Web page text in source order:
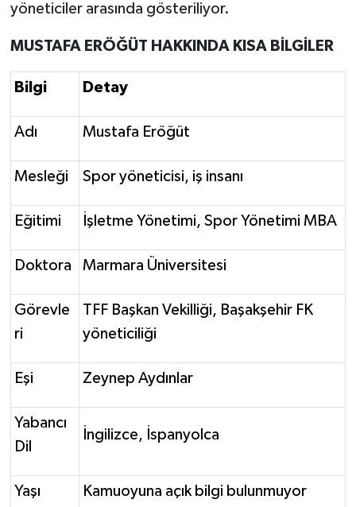
yöneticiler arasında gösteriliyor.
MUSTAFA ERÖĞÜT HAKKINDA KISA BİLGİLER
Bilgi Detay
Adı Mustafa Eröğüt
Mesleği Spor yöneticisi, iş insanı
Eğitimi İşletme Yönetimi, Spor Yönetimi MBA
Doktora Marmara Üniversitesi
Görevle
ri
TFF Başkan Vekilliği, Başakşehir FK
yöneticiliği
Eşi Zeynep Aydınlar
Yabancı
Dil
İngilizce, İspanyolca
Yaşı Kamuoyuna açık bilgi bulunmuyor